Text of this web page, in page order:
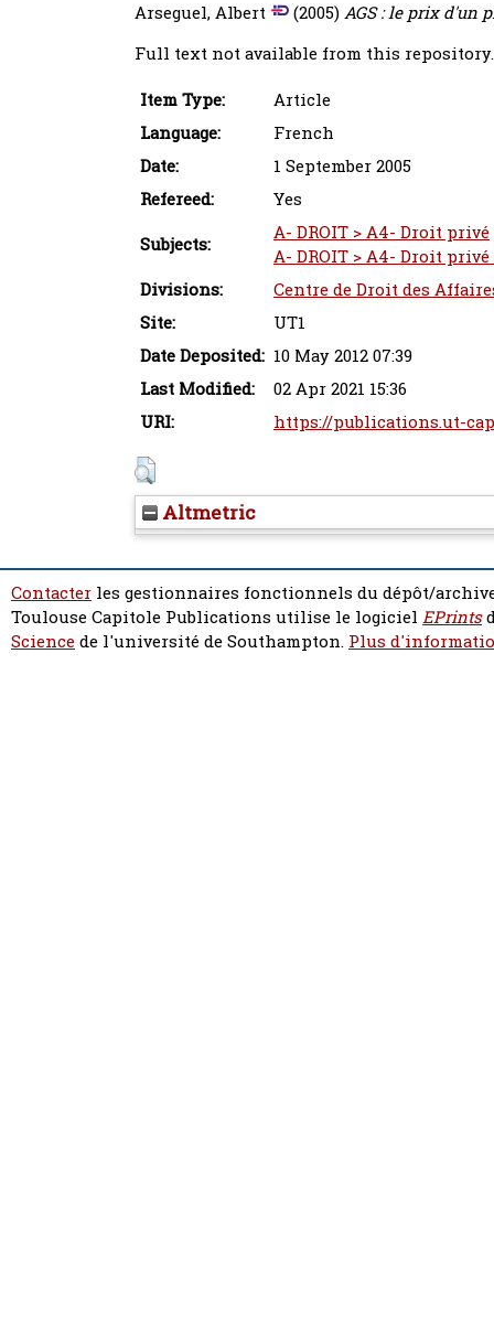
Arseguel, Albert (2005)AGS : le prix d'un
Full text not available from this repository.
Item Type:
Article
Language:
French
Date:
1 September 2005
Refereed:
Yes
Subjects:
A- DROIT > A4- Droit privé
A- DROIT > A4- Droit
Divisions:
Centre de Droit des
Site:
UT1
Date Deposited: 10 May 2012 07:39
Last Modified:
02 Apr 2021 15:36
URI:
https://publications.ut-
Altmetric
Contacter les gestionnaires fonctionnels du dépôt/
Toulouse Capitole Publications utilise le logiciel EPrints
Sciencede l'université de Southampton. Plus